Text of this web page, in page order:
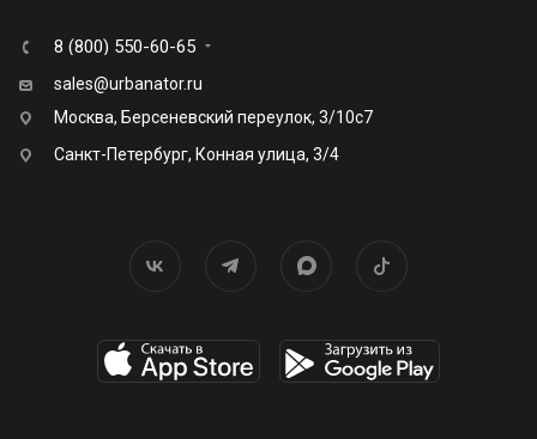
8 (800) 550-60-65
sales@urbanator.ru
Москва, Берсеневский переулок, 3/10с7
Санкт-Петербург, Конная улица, 3/4